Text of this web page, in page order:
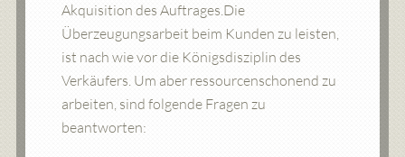
Akquisition des Auftrages.Die
Überzeugungsarbeit beim Kunden zu leisten,
ist nach wie vor die Königsdisziplin des
Verkäufers. Um aber ressourcenschonend zu
arbeiten, sind folgende Fragen zu
beantworten: